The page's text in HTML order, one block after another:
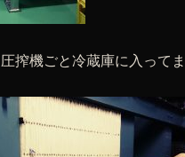
搾機ごと冷蔵庫に入ってま